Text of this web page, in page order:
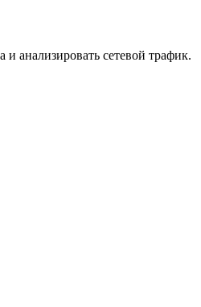
анализировать сетевой трафик.